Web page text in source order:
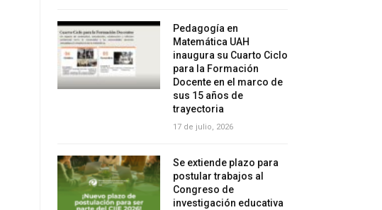
Pedagogía en
Matemática UAH
inaugura su Cuarto Ciclo
para la Formación
Docente en el marco de
sus 15 años de
trayectoria
17 de julio, 2026
Se extiende plazo para
postular trabajos al
Congreso de
investigación educativa